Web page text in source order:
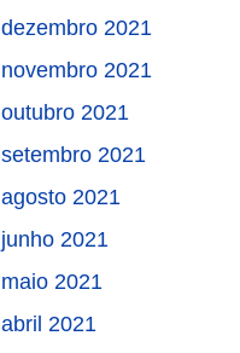
dezembro 2021
novembro 2021
outubro 2021
setembro 2021
agosto 2021
junho 2021
maio 2021
abril 2021